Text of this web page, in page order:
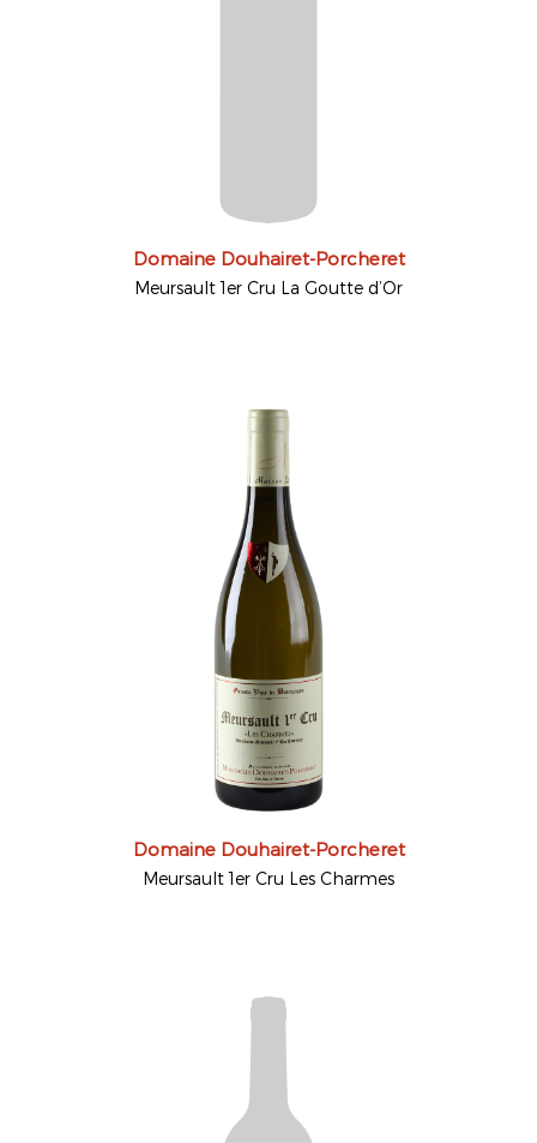
Domaine Douhairet-Porcheret
Meursault 1er Cru La Goutte d’Or
Domaine Douhairet-Porcheret
Meursault 1er Cru Les Charmes